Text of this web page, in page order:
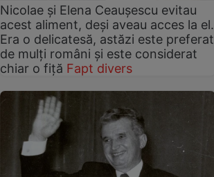
Nicolae și Elena Ceaușescu evitau
acest aliment, deși aveau acces la el.
Era o delicatesă, astăzi este preferat
de mulți români și este considerat
chiar o fiță Fapt divers